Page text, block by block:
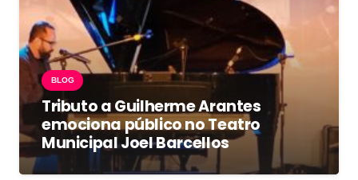
BLOG
Tributo a Guilherme Arantes
emociona público no Teatro
Municipal Joel Barcellos